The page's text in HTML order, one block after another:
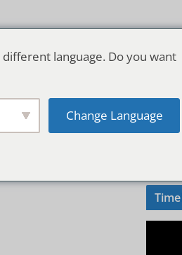
language. Do you want
Change Language